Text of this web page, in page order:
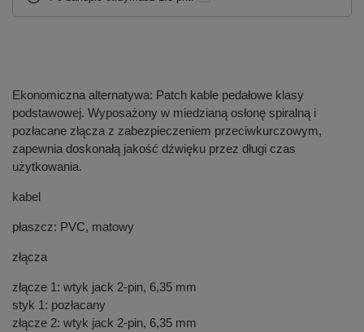
Ekonomiczna alternatywa: Patch kable pedałowe klasy
podstawowej. Wyposażony w miedzianą osłonę spiralną i
pozłacane złącza z zabezpieczeniem przeciwkurczowym,
zapewnia doskonałą jakość dźwięku przez długi czas
użytkowania.
kabel
płaszcz: PVC, matowy
złącza
złącze 1: wtyk jack 2-pin, 6,35 mm
styk 1: pozłacany
złącze 2: wtyk jack 2-pin, 6,35 mm